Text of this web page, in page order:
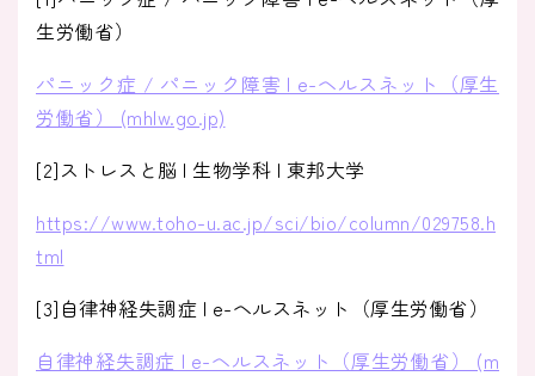
生労働省）
パニック症 / パニック障害 | e-ヘルスネット（厚生
労働省） (mhlw.go.jp)
[2]ストレスと脳 | 生物学科 | 東邦大学
https://www.toho-u.ac.jp/sci/bio/column/029758.h
tml
[3]自律神経失調症 | e-ヘルスネット（厚生労働省）
自律神経失調症 | e-ヘルスネット（厚生労働省） (m